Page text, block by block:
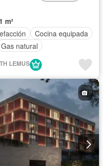
1 m²
Cocina equipada
Gas natural
LEMUS